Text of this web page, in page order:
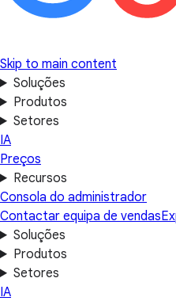
Skip to main content
Soluções
Produtos
Setores
IA
Preços
Recursos
Consola do administrador
Contactar equipa de vendas
Soluções
Produtos
Setores
IA